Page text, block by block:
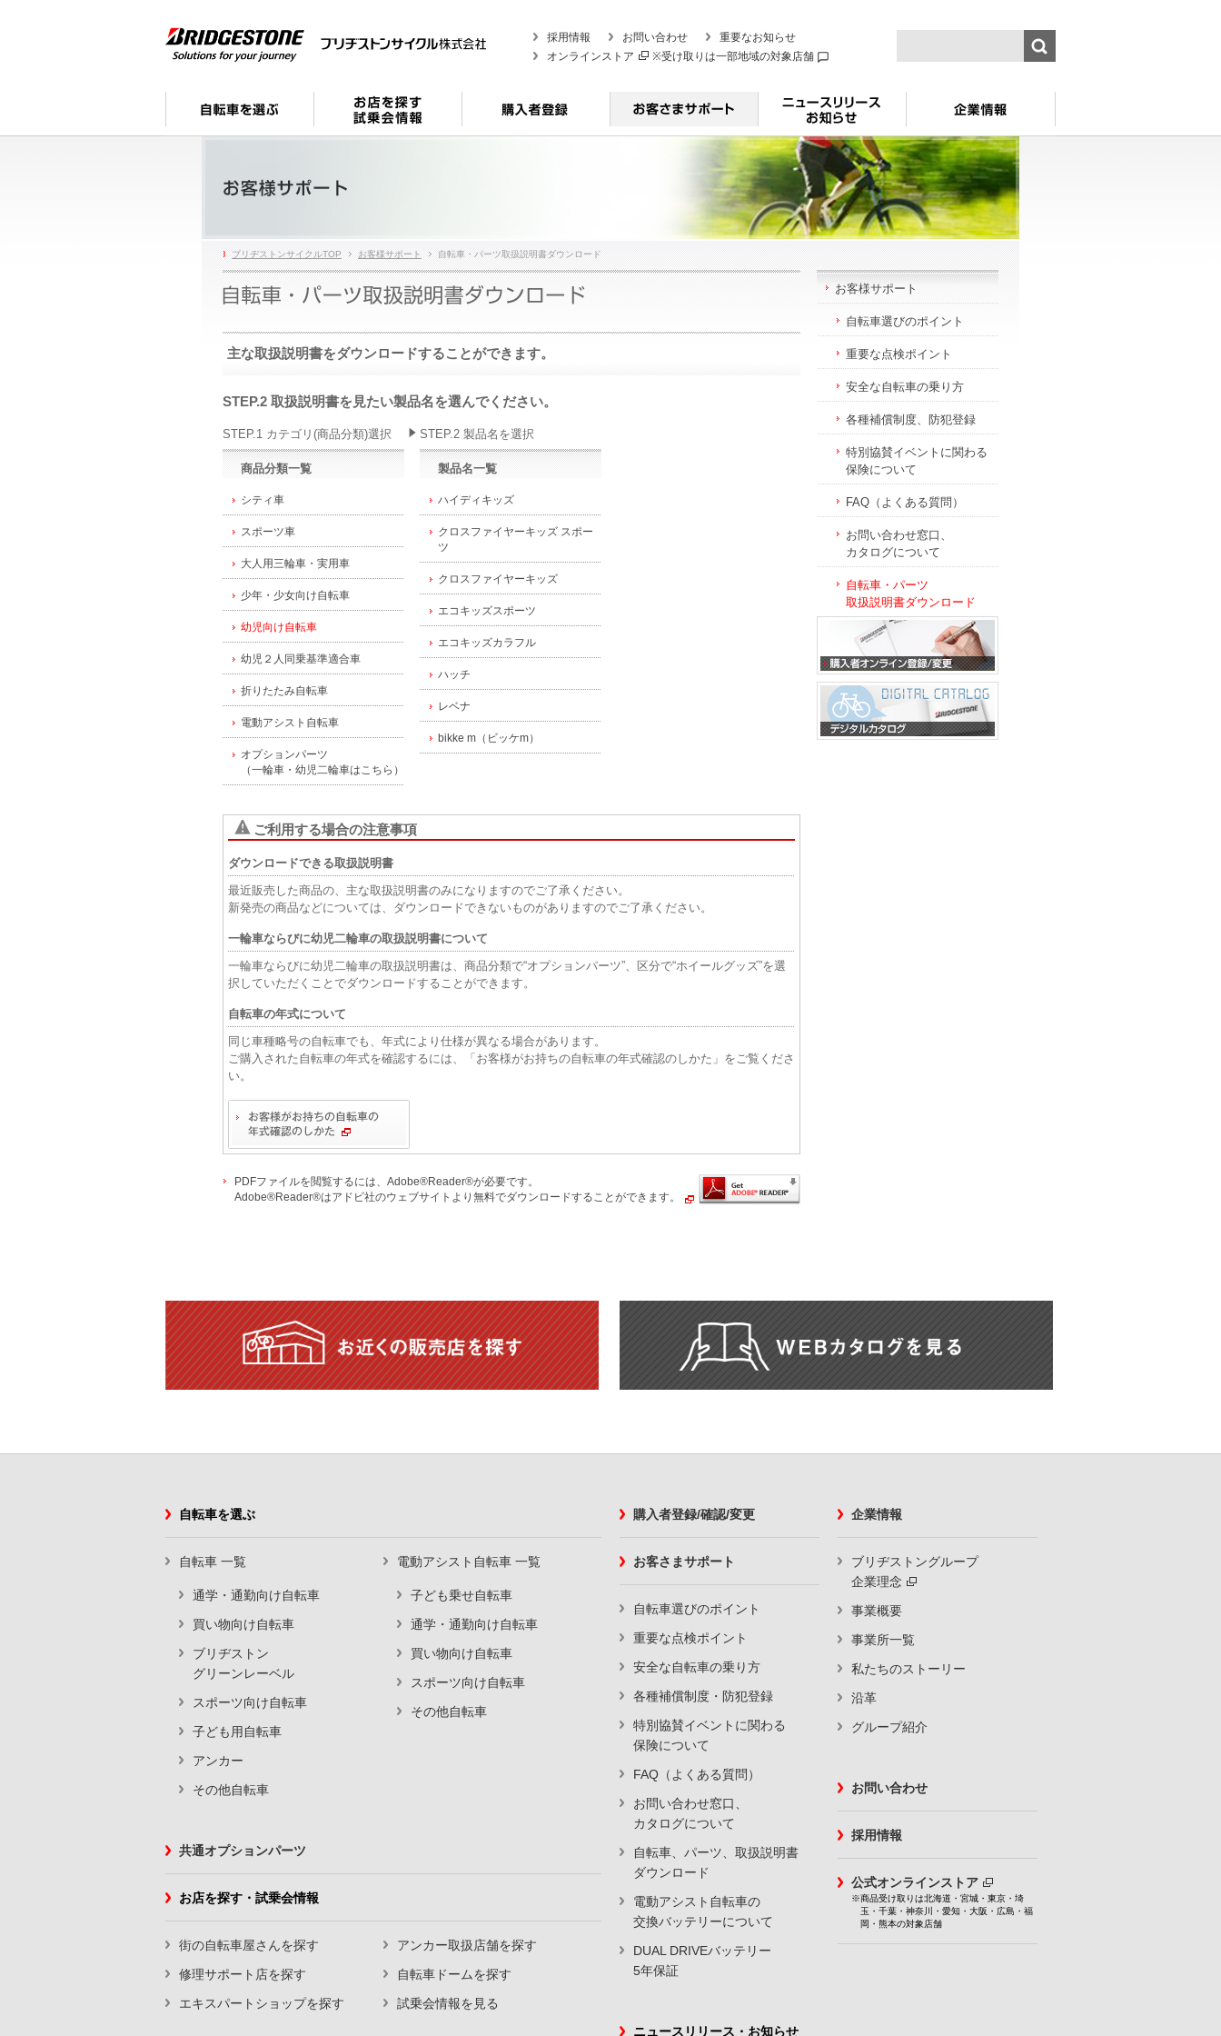
採用情報 お問い合わせ
重要なお知らせ
オンラインストア
※受け取りは一部地域の対象店舗
ブリヂストンサイクルTOP お客様サポート 自転車・パーツ取扱説明書ダウンロード
主な取扱説明書をダウンロードすることができます。
STEP.2 取扱説明書を見たい製品名を選んでください。
STEP.1 カテゴリ(商品分類)選択
商品分類一覧
シティ車
スポーツ車
大人用三輪車・実用車
少年・少女向け自転車
幼児向け自転車
幼児２人同乗基準適合車
折りたたみ自転車
電動アシスト自転車
オプションパーツ
（一輪車・幼児二輪車はこちら）
STEP.2 製品名を選択
製品名一覧
ハイディキッズ
クロスファイヤーキッズ スポー
ツ
クロスファイヤーキッズ
エコキッズスポーツ
エコキッズカラフル
ハッチ
レベナ
bikke m（ビッケm）
ご利用する場合の注意事項
ダウンロードできる取扱説明書
最近販売した商品の、主な取扱説明書のみになりますのでご了承ください。
新発売の商品などについては、ダウンロードできないものがありますのでご了承ください。
一輪車ならびに幼児二輪車の取扱説明書について
一輪車ならびに幼児二輪車の取扱説明書は、商品分類で“オプションパーツ”、区分で“ホイールグッズ”を選
択していただくことでダウンロードすることができます。
自転車の年式について
同じ車種略号の自転車でも、年式により仕様が異なる場合があります。
ご購入された自転車の年式を確認するには、「お客様がお持ちの自転車の年式確認のしかた」をご覧くださ
い。
PDFファイルを閲覧するには、Adobe®Reader®が必要です。
Adobe®Reader®はアドビ社のウェブサイトより無料でダウンロードすることができます。
お客様サポート
自転車選びのポイント
重要な点検ポイント
安全な自転車の乗り方
各種補償制度、防犯登録
特別協賛イベントに関わる
保険について
FAQ（よくある質問）
お問い合わせ窓口、
カタログについて
自転車・パーツ
取扱説明書ダウンロード
自転車を選ぶ
自転車 一覧
通学・通勤向け自転車
買い物向け自転車
ブリヂストン
グリーンレーベル
スポーツ向け自転車
子ども用自転車
アンカー
その他自転車
電動アシスト自転車 一覧
子ども乗せ自転車
通学・通勤向け自転車
買い物向け自転車
スポーツ向け自転車
その他自転車
共通オプションパーツ
お店を探す・試乗会情報
街の自転車屋さんを探す
修理サポート店を探す
エキスパートショップを探す
アンカー取扱店舗を探す
自転車ドームを探す
試乗会情報を見る
購入者登録/確認/変更
お客さまサポート
自転車選びのポイント
重要な点検ポイント
安全な自転車の乗り方
各種補償制度・防犯登録
特別協賛イベントに関わる
保険について
FAQ（よくある質問）
お問い合わせ窓口、
カタログについて
自転車、パーツ、取扱説明書
ダウンロード
電動アシスト自転車の
交換バッテリーについて
DUAL DRIVEバッテリー
5年保証
ニュースリリース・お知らせ
企業情報
ブリヂストングループ
企業理念
事業概要
事業所一覧
私たちのストーリー
沿革
グループ紹介
お問い合わせ
採用情報
公式オンラインストア
※商品受け取りは北海道・宮城・東京・埼
玉・千葉・神奈川・愛知・大阪・広島・福
岡・熊本の対象店舗